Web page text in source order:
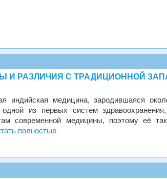
И РАЗЛИЧИЯ С ТРАДИЦИОННОЙ
индийская медицина, зародившаяся
из первых систем
современной медицины, поэтому её
полностью